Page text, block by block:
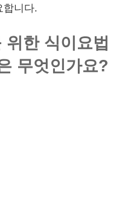
합니다.
한 식이요법
무엇인가요?